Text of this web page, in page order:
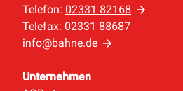
Telefon: 02331 82168
Telefax: 02331 88687
info@bahne.de
Unternehmen